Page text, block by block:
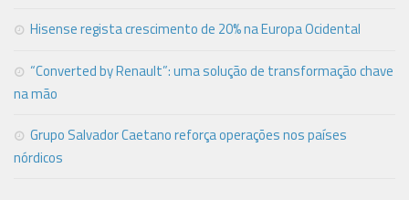
Hisense regista crescimento de 20% na Europa Ocidental
“Converted by Renault”: uma solução de transformação chave
na mão
Grupo Salvador Caetano reforça operações nos países
nórdicos